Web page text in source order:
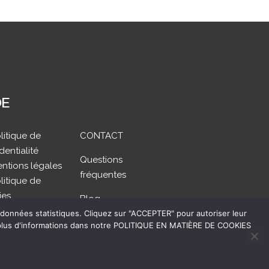
de
légales
de
du site
CONTACT
Questions
fréquentes
Blog
statistiques. Cliquez sur "ACCEPTER" pour autoriser leur
dans notre POLITIQUE EN MATIÈRE DE COOKIES